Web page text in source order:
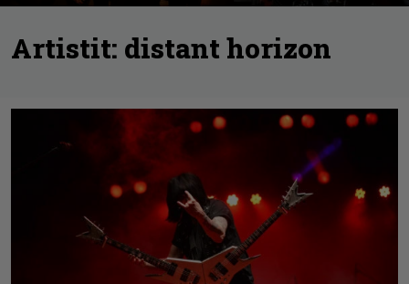
Artistit: distant horizon